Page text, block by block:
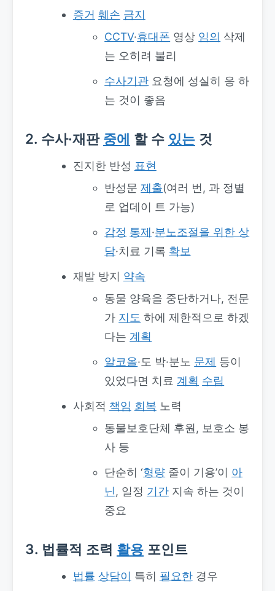
증거 훼손 금지
CCTV·휴대폰 영상 임의 삭제
는 오히려 불리
수사기관 요청에 성실히 응 하
는 것이 좋음
2. 수사·재판 중에 할 수 있는 것
진지한 반성 표현
반성문제출(여러 번, 과 정별
로 업데이 트 가능)
감정 통제·분노조절을 위한 상
담·치료 기록 확보
재발 방지 약속
동물 양육을 중단하거나, 전문
가 지도 하에 제한적으로 하겠
다는 계획
알코올·도 박·분노 문제 등이
있었다면 치료 계획 수립
사회적 책임 회복 노력
동물보호단체 후원, 보호소 봉
사 등
단순히 ‘형량 줄이 기용’이 아
닌 , 일정 기간 지속 하는 것이
중요
3. 법률적 조력 활용 포인트
법률 상담이 특히 필요한경우